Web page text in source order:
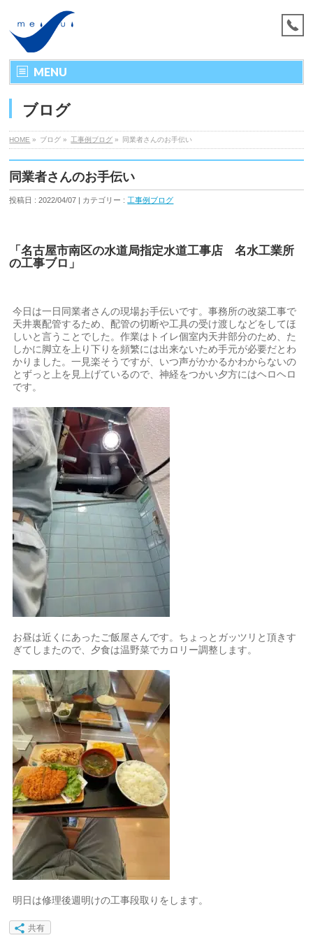
MENU
ブログ
HOME » ブログ » 工事例ブログ » 同業者さんのお手伝い
同業者さんのお手伝い
投稿日 : 2022/04/07 | カテゴリー : 工事例ブログ
「名古屋市南区の水道局指定水道工事店 名水工業所
の工事ブロ」
今日は一日同業者さんの現場お手伝いです。事務所の改築工事で
天井裏配管するため、配管の切断や工具の受け渡しなどをしてほ
しいと言うことでした。作業はトイレ個室内天井部分のため、た
しかに脚立を上り下りを頻繁には出来ないため手元が必要だとわ
かりました。一見楽そうですが、いつ声がかかるかわからないの
とずっと上を見上げているので、神経をつかい夕方にはヘロヘロ
です。
お昼は近くにあったご飯屋さんです。ちょっとガッツリと頂きす
ぎてしまたので、夕食は温野菜でカロリー調整します。
明日は修理後週明けの工事段取りをします。
共有